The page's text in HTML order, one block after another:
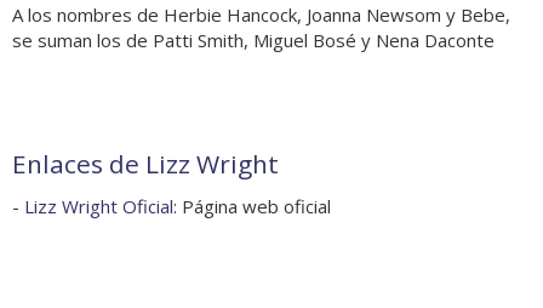
A los nombres de Herbie Hancock, Joanna Newsom y Bebe,
se suman los de Patti Smith, Miguel Bosé y Nena Daconte
Enlaces de Lizz Wright
- Lizz Wright Oficial: Página web oficial